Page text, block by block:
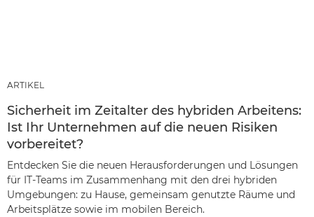
ARTIKEL
Sicherheit im Zeitalter des hybriden Arbeitens:
Ist Ihr Unternehmen auf die neuen Risiken
vorbereitet?
Entdecken Sie die neuen Herausforderungen und Lösungen
für IT-Teams im Zusammenhang mit den drei hybriden
Umgebungen: zu Hause, gemeinsam genutzte Räume und
Arbeitsplätze sowie im mobilen Bereich.